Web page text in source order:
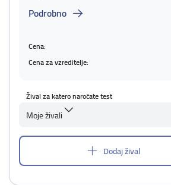
Podrobno
Cena:
Cena za vzreditelje:
Žival za katero naročate test
Moje živali
Dodaj žival